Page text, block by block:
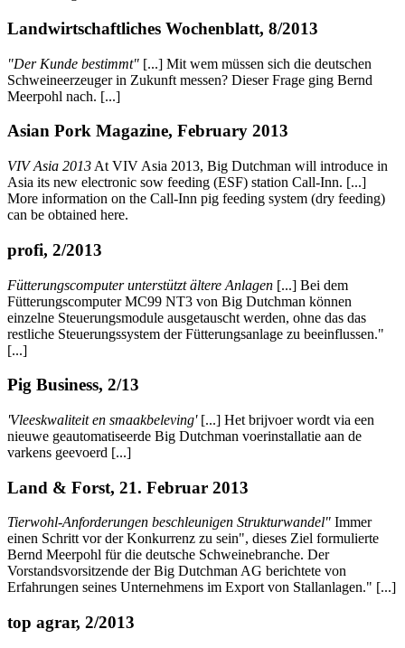
Landwirtschaftliches Wochenblatt, 8/2013
"Der Kunde bestimmt" [...] Mit wem müssen sich die deutschen
Schweineerzeuger in Zukunft messen? Dieser Frage ging Bernd
Meerpohl nach. [...]
Asian Pork Magazine, February 2013
VIV Asia 2013 At VIV Asia 2013, Big Dutchman will introduce in
Asia its new electronic sow feeding (ESF) station Call-Inn. [...]
More information on the Call-Inn pig feeding system (dry feeding)
can be obtained here.
profi, 2/2013
Fütterungscomputer unterstützt ältere Anlagen [...] Bei dem
Fütterungscomputer MC99 NT3 von Big Dutchman können
einzelne Steuerungsmodule ausgetauscht werden, ohne das das
restliche Steuerungssystem der Fütterungsanlage zu beeinflussen."
[...]
Pig Business, 2/13
'Vleeskwaliteit en smaakbeleving'[...] Het brijvoer wordt via een
nieuwe geautomatiseerde Big Dutchman voerinstallatie aan de
varkens geevoerd [...]
Land & Forst, 21. Februar 2013
Tierwohl-Anforderungen beschleunigen Strukturwandel" Immer
einen Schritt vor der Konkurrenz zu sein", dieses Ziel formulierte
Bernd Meerpohl für die deutsche Schweinebranche. Der
Vorstandsvorsitzende der Big Dutchman AG berichtete von
Erfahrungen seines Unternehmens im Export von Stallanlagen." [...]
top agrar, 2/2013